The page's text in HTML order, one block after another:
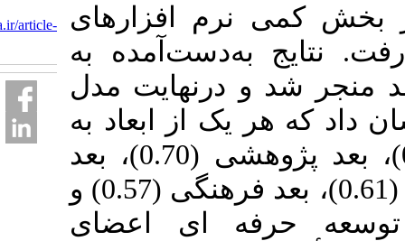
نرم­ افزارهای
به‌دست‌آمده به
6 بعد منجر شد و درنهایت مدل
هر یک از ابعاد به
ترتیب: بعد آموزشی (0.78)، بعد پژوهشی (0.70)، بعد
خدماتی (0.64)، بعد اخلاقی (0.61)، بعد فرهنگی (0.57) و
توسعه حرفه ­ای اعضای
http://journalieaa.ir/article-